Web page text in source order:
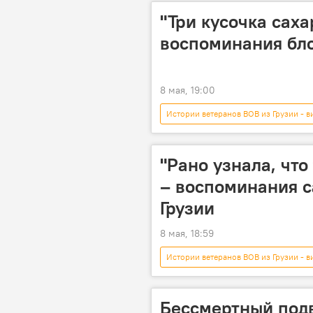
"Три кусочка
воспоминания
8 мая, 19:00
Истории ветеранов ВОВ из Грузии -
Видео-новости из Грузии
"Рано узнала,
– воспоминания
Грузии
8 мая, 18:59
Истории ветеранов ВОВ из Грузии -
Мультимедиа
ВОВ
Бессмертный